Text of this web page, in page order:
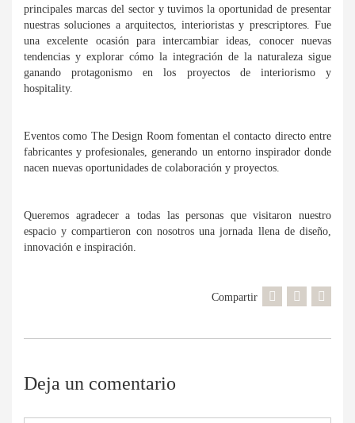
principales marcas del sector y tuvimos la oportunidad de presentar
nuestras soluciones a arquitectos, interioristas y prescriptores. Fue
una excelente ocasión para intercambiar ideas, conocer nuevas
tendencias y explorar cómo la integración de la naturaleza sigue
ganando protagonismo en los proyectos de interiorismo y
hospitality.
Eventos como The Design Room fomentan el contacto directo entre
fabricantes y profesionales, generando un entorno inspirador donde
nacen nuevas oportunidades de colaboración y proyectos.
Queremos agradecer a todas las personas que visitaron nuestro
espacio y compartieron con nosotros una jornada llena de diseño,
innovación e inspiración.
Compartir
Deja un comentario